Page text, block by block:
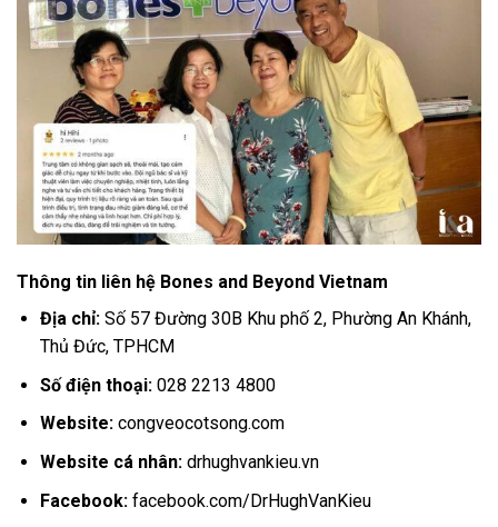
Thông tin liên hệ Bones and Beyond Vietnam
Địa chỉ: Số 57 Đường 30B Khu phố 2, Phường An Khánh,
Thủ Đức, TPHCM
Số điện thoại: 028 2213 4800
Website: congveocotsong.com
Website cá nhân: drhughvankieu.vn
Facebook: facebook.com/DrHughVanKieu